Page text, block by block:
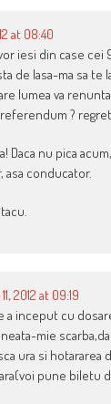
at 08:40
iesi din case cei
de lasa-ma sa te
lumea va
?
Daca nu pica
asa conducator.
2012 at 09:19
a inceput cu
mie
ura si hotararea
pune biletu